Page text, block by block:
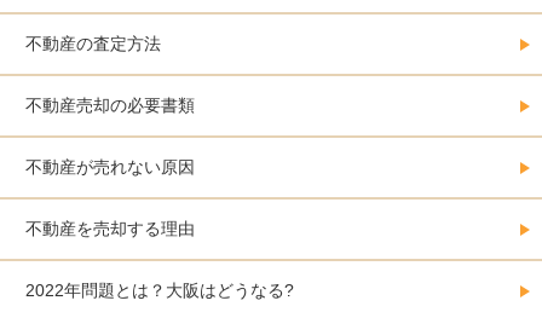
不動産の査定方法
不動産売却の必要書類
不動産が売れない原因
不動産を売却する理由
2022年問題とは？大阪はどうなる?